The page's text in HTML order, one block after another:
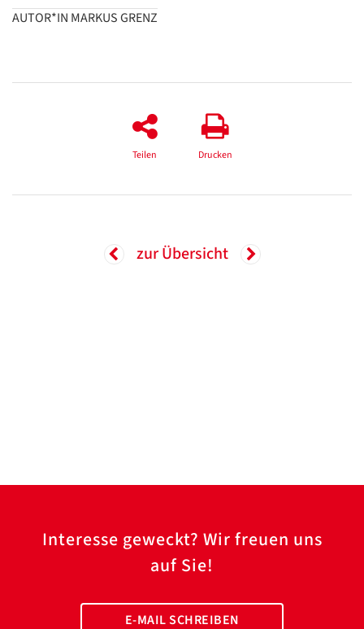
AUTOR*IN MARKUS GRENZ
Teilen Drucken
zur Übersicht
Interesse geweckt? Wir freuen uns
auf Sie!
E-MAIL SCHREIBEN